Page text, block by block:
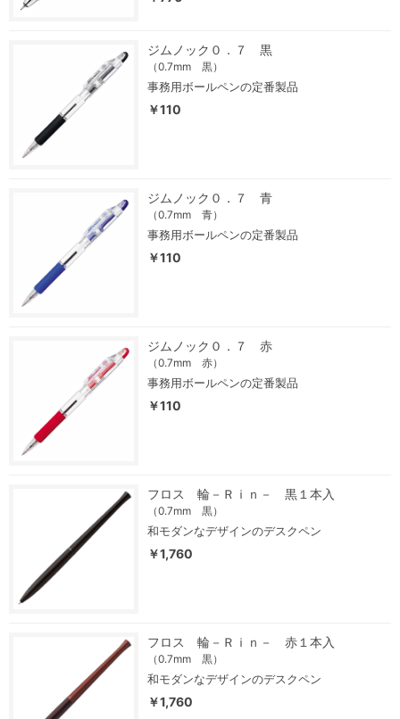
ジムノック０．７ 黒
（0.7mm 黒）
事務用ボールペンの定番製品
￥110
ジムノック０．７ 青
（0.7mm 青）
事務用ボールペンの定番製品
￥110
ジムノック０．７ 赤
（0.7mm 赤）
事務用ボールペンの定番製品
￥110
フロス 輪－Ｒｉｎ－ 黒１本入
（0.7mm 黒）
和モダンなデザインのデスクペン
￥1,760
フロス 輪－Ｒｉｎ－ 赤１本入
（0.7mm 黒）
和モダンなデザインのデスクペン
￥1,760